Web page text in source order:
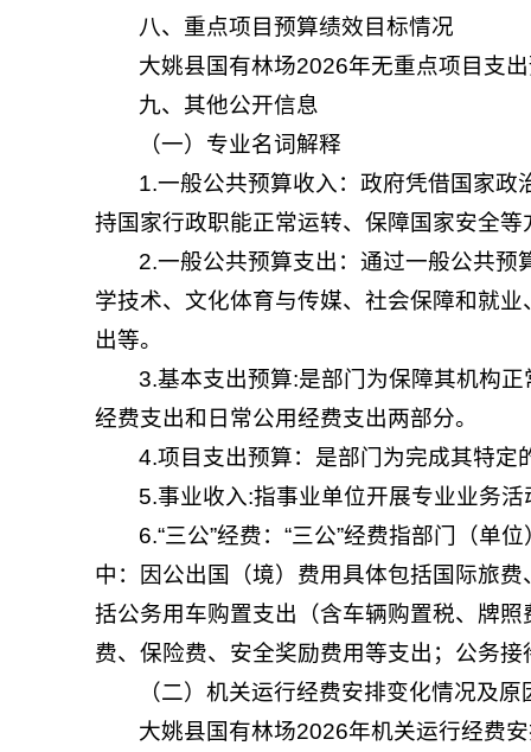
八、重点项目预算绩效目标情况
大姚县国有林场2026年无重点项目支
九、其他公开信息
（一）专业名词解释
1.一般公共预算收入：政府凭借国家
持国家行政职能正常运转、保障国家安全等
2.一般公共预算支出：通过一般公共
学技术、文化体育与传媒、社会保障和就
出等。
3.基本支出预算:是部门为保障其机构
经费支出和日常公用经费支出两部分。
4.项目支出预算：是部门为完成其特
5.事业收入:指事业单位开展专业业务
6.“三公”经费：“三公”经费指部门（单
中：因公出国（境）费用具体包括国际旅
括公务用车购置支出（含车辆购置税、牌
费、保险费、安全奖励费用等支出；公务
（二）机关运行经费安排变化情况及原
大姚县国有林场2026年机关运行经费